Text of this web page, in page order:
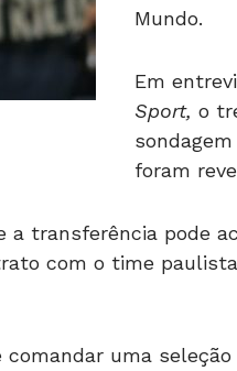
Mundo.
Em
Sport, o
foram
transferência pode
com o time
uma